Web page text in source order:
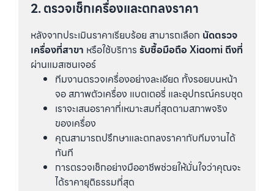
2. ตรวจเช็กเครื่องและตกลงราคา
หลังจากประเมินราคาเรียบร้อย สามารถเลือก นัดตรวจ
เครื่องที่สาขา หรือใช้บริการ รับซื้อมือถือ Xiaomi ถึงที่
ผ่านแมสเซนเจอร์
ทีมงานตรวจเครื่องอย่างละเอียด ทั้งรอยบนหน้า
จอ สภาพตัวเครื่อง แบตเตอรี่ และอุปกรณ์ครบชุด
เราจะเสนอราคาที่เหมาะสมที่สุดตามสภาพจริง
ของเครื่อง
คุณสามารถปรึกษาและตกลงราคากับทีมงานได้
ทันที
การตรวจเช็กอย่างมืออาชีพช่วยให้มั่นใจว่าคุณจะ
ได้ราคายุติธรรมที่สุด